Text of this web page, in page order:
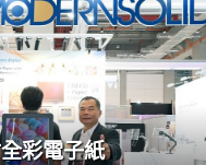
彩電子紙